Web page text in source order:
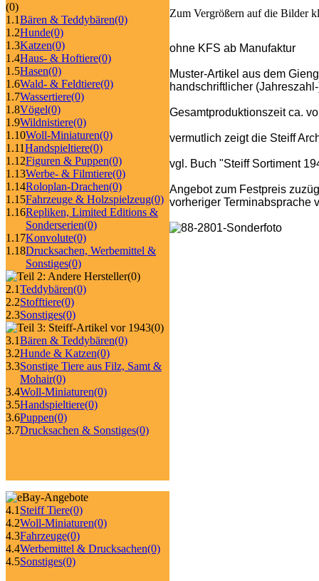
(0)
1.1Bären & Teddybären(0)
1.2Hunde(0)
1.3Katzen(0)
1.4Haus- & Hoftiere(0)
1.5Hasen(0)
1.6Wald- & Feldtiere(0)
1.7Wassertiere(0)
1.8Vögel(0)
1.9Wildnistiere(0)
1.10Woll-Miniaturen(0)
1.11Handspieltiere(0)
1.12Figuren & Puppen(0)
1.13Werbe- & Filmtiere(0)
1.14Roloplan-Drachen(0)
1.15Fahrzeuge & Holzspielzeug(0)
1.16Repliken, Limited Editions &
Sonderserien(0)
1.17Konvolute(0)
1.18Drucksachen, Werbemittel &
Sonstiges(0)
(0)
2.1Teddybären(0)
2.2Stofftiere(0)
2.3Sonstiges(0)
(0)
3.1Bären & Teddybären(0)
3.2Hunde & Katzen(0)
3.3Sonstige Tiere aus Filz, Samt &
Mohair(0)
3.4Woll-Miniaturen(0)
3.5Handspieltiere(0)
3.6Puppen(0)
3.7Drucksachen & Sonstiges(0)
4.1 Steiff Tiere(0)
4.2Woll-Miniaturen(0)
4.3Fahrzeuge(0)
4.4Werbemittel & Drucksachen(0)
4.5Sonstiges(0)
Zum Vergrößern auf die Bilder
ohne KFS ab Manufaktur
Muster-Artikel aus dem
handschriftlicher
Gesamtproduktionszeit ca.
vermutlich zeigt die Steiff
vgl. Buch "Steiff Sortiment
Angebot zum Festpreis
vorheriger Terminabsprache